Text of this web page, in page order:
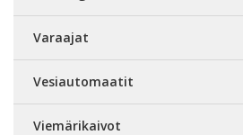
Varaajat
Vesiautomaatit
Viemärikaivot